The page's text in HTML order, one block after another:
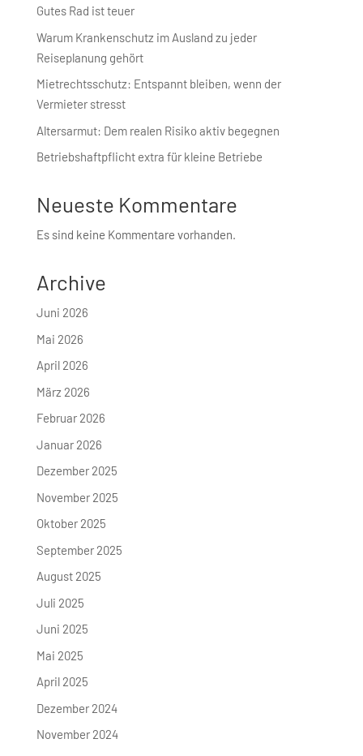
Gutes Rad ist teuer
Warum Krankenschutz im Ausland zu jeder
Reiseplanung gehört
Mietrechtsschutz: Entspannt bleiben, wenn der
Vermieter stresst
Altersarmut: Dem realen Risiko aktiv begegnen
Betriebshaft­pflicht extra für kleine Betriebe
Neueste Kommentare
Es sind keine Kommentare vorhanden.
Archive
Juni 2026
Mai 2026
April 2026
März 2026
Februar 2026
Januar 2026
Dezember 2025
November 2025
Oktober 2025
September 2025
August 2025
Juli 2025
Juni 2025
Mai 2025
April 2025
Dezember 2024
November 2024